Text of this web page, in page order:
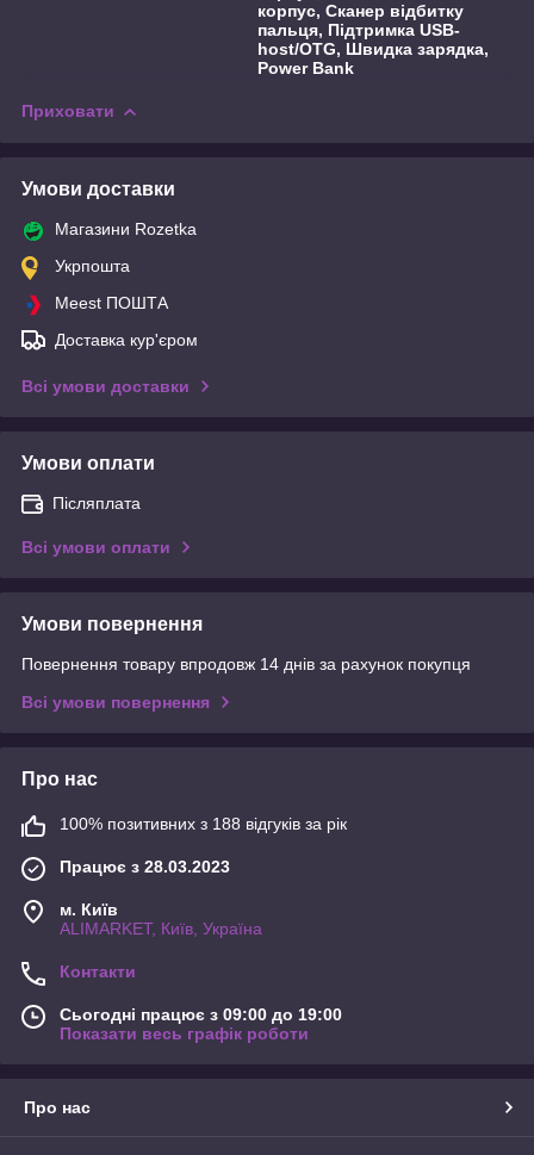
корпус, Сканер відбитку
пальця, Підтримка USB-
host/OTG, Швидка зарядка,
Power Bank
Приховати
Умови доставки
Магазини Rozetka
Укрпошта
Meest ПОШТА
Доставка кур'єром
Всі умови доставки
Умови оплати
Післяплата
Всі умови оплати
Умови повернення
Повернення товару впродовж 14 днів за рахунок покупця
Всі умови повернення
Про нас
100% позитивних з 188 відгуків за рік
Працює з 28.03.2023
м. Київ
ALIMARKET, Київ, Україна
Контакти
Сьогодні працює з 09:00 до 19:00
Показати весь графік роботи
Про нас